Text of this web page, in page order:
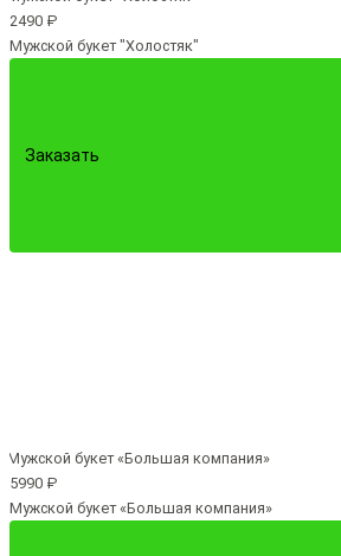
2490 ₽
Мужской букет "Холостяк"
Заказать
5990 ₽
Мужской букет «Большая компания»